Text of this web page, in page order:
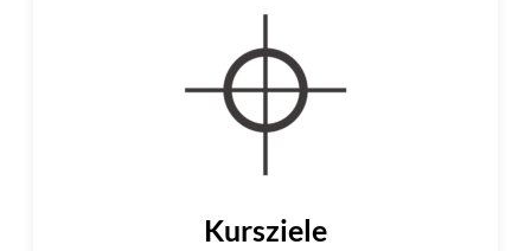
Kursziele